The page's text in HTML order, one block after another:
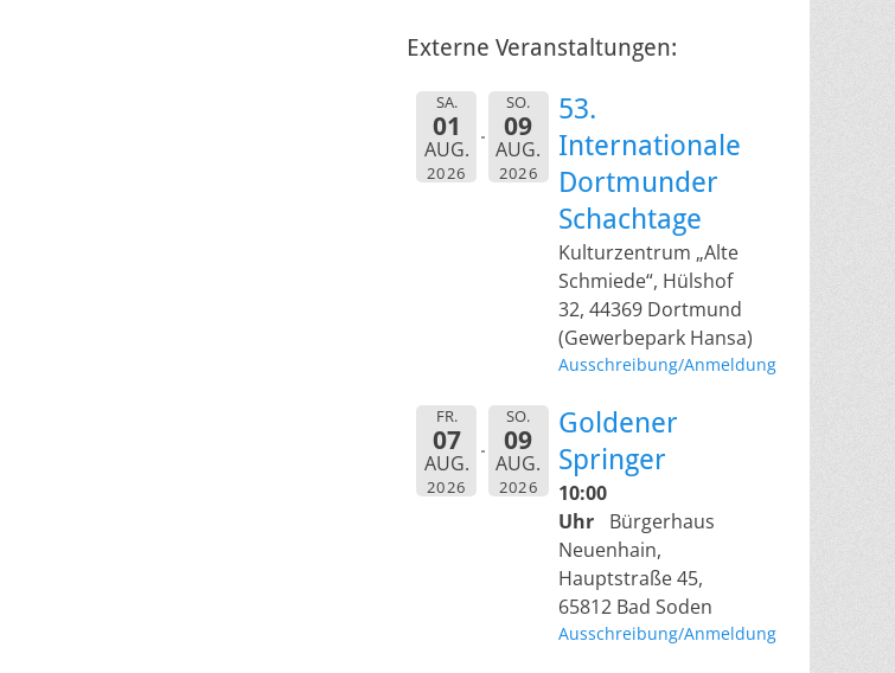
Externe Veranstaltungen:
SA.
01
AUG.
2026
SO.
09
AUG.
2026
53.
Internationale
Dortmunder
Schachtage
Kulturzentrum „Alte
Schmiede“, Hülshof
32, 44369 Dortmund
(Gewerbepark Hansa)
Ausschreibung/Anmeldung
FR.
07
AUG.
2026
SO.
09
AUG.
2026
Goldener
Springer
10:00
Uhr
Bürgerhaus
Neuenhain,
Hauptstraße 45,
65812 Bad Soden
Ausschreibung/Anmeldung